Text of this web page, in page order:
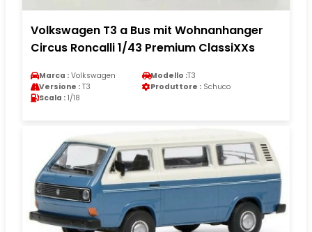
Volkswagen T3 a Bus mit Wohnanhanger
Circus Roncalli 1/43 Premium ClassiXXs
Marca : Volkswagen Modello :T3
Versione : T3 Produttore : Schuco
Scala : 1/18